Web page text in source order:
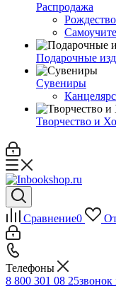
Распродажа
Рождество
Подарочные
Сувениры
Творчество и
Сравнение0
Телефоны
8 800 301 08 25